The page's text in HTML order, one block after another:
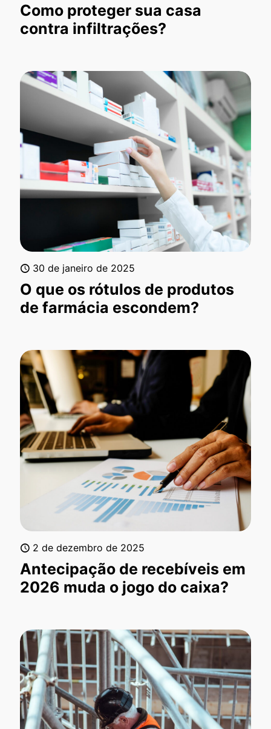
Como proteger sua casa
contra infiltrações?
30 de janeiro de 2025
O que os rótulos de produtos
de farmácia escondem?
2 de dezembro de 2025
Antecipação de recebíveis em
2026 muda o jogo do caixa?